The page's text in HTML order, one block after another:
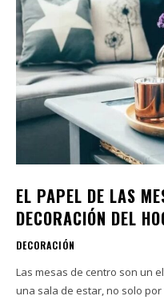
EL PAPEL DE LAS
DECORACIÓN DEL
DECORACIÓN
Las mesas de centro son un
una sala de estar, no solo